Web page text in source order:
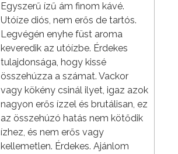
Egyszerű ízű ám finom kávé.
Utóíze diós, nem erős de tartós.
Legvégén enyhe füst aroma
keveredik az utóízbe. Érdekes
tulajdonsága, hogy kissé
összehúzza a számat. Vackor
vagy kökény csinál ilyet, igaz azok
nagyon erős ízzel és brutálisan, ez
az összehúzó hatás nem kötődik
ízhez, és nem erős vagy
kellemetlen. Érdekes. Ajánlom